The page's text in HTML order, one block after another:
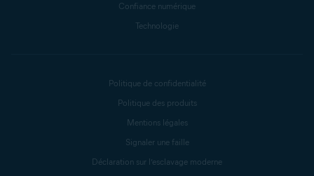
Confiance numérique
Technologie
Politique de confidentialité
Politique des produits
Mentions légales
Signaler une faille
Déclaration sur l’esclavage moderne